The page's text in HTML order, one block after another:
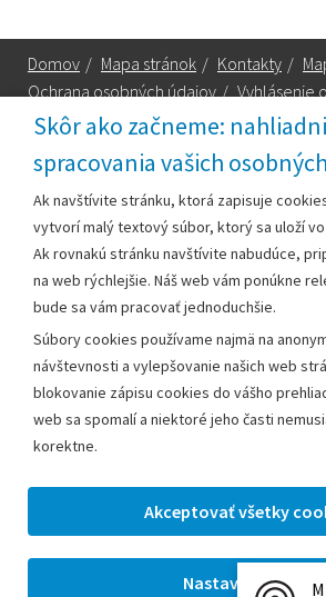
Skôr ako začneme:
spracovania vašich
Ak navštívite stránku, ktorá zapisuje
vytvorí malý textový súbor, ktorý sa uloží
Ak rovnakú stránku navštívite nabudúce,
na web rýchlejšie. Náš web vám ponúkne
bude sa vám pracovať jednoduchšie.
Súbory cookies používame najmä na
návštevnosti a vylepšovanie našich web
blokovanie zápisu cookies do vášho
web sa spomalí a niektoré jeho časti
korektne.
Domov / Mapa stránok / Kontakty /
Ochrana osobných údajov / Vyhlásenie
Technická podpora
Mestský úrad Leopoldov
Hlohovská cesta 1818/2A
920 41 Leopoldov
Kontakt:
Telefón:+42133/285 27 11
Email:
mesto@leopoldov.sk
primatorka@leopoldov.sk
Webmaster:webmaster@leopoldov.sk